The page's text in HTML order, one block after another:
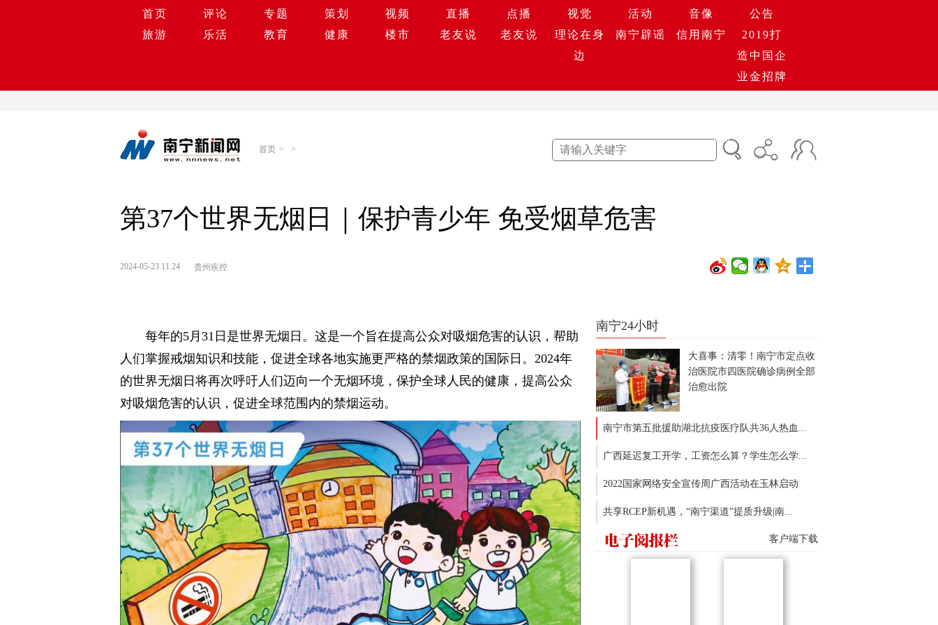
首页 评论 专题 策划 视频 直播 点播 视觉 活动 音像
公告
旅游
乐活 教育 健康 楼市 老友说 老友说
理论在身
边
南宁辟谣 信用南宁
2019打
造中国企
业金招牌
首页 > >
第37个世界无烟日｜保护青少年 免受烟草危害
2024-05-23 11:24 贵州疾控
每年的5月31日是世界无烟日。这是一个旨在提高公众对吸烟危害的认识，帮助
人们掌握戒烟知识和技能，促进全球各地实施更严格的禁烟政策的国际日。2024年
的世界无烟日将再次呼吁人们迈向一个无烟环境，保护全球人民的健康，提高公众
对吸烟危害的认识，促进全球范围内的禁烟运动。
南宁24小时
大喜事：清零！南宁市定点收
治医院市四医院确诊病例全部
治愈出院
南宁市第五批援助湖北抗疫医疗队共36人热血...
广西延迟复工开学，工资怎么算？学生怎么学...
2022国家网络安全宣传周广西活动在玉林启动
共享RCEP新机遇，“南宁渠道”提质升级|南...
客户端下载